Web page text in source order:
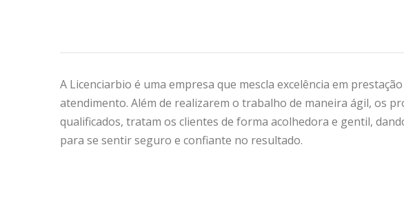
A Licenciarbio é uma empresa que mescla excelência em
atendimento. Além de realizarem o trabalho de maneira ágil, os
qualificados, tratam os clientes de forma acolhedora e gentil,
para se sentir seguro e confiante no resultado.